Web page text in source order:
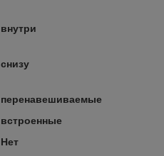
внутри
снизу
перенавешиваемые
встроенные
Нет